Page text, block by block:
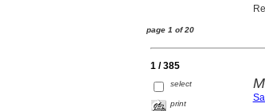
page 1 of 20
1 / 385
select
print